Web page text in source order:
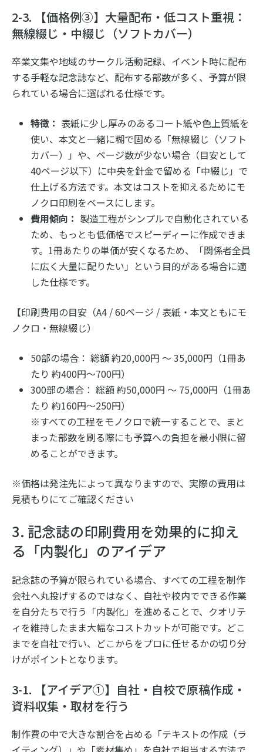
2-3. 【価格例③】大量配布・低コスト重視：
無線綴じ・中綴じ（ソフトカバー）
卒業文集や地域のサークル活動記録、イベント時に配布
する手軽な記念誌など、配布する部数が多く、予算が限
られている場合に選ばれる仕様です。
特徴： 表紙に少し厚みのあるコート紙や色上質紙を
使い、本文と一緒に糊で固める「無線綴じ（ソフト
カバー）」や、ページ数が少ない場合（目安として
40ページ以下）に中央を針金で留める「中綴じ」で
仕上げる方法です。本文はコストを抑えるためにモ
ノクロ印刷をベースにします。
費用傾向： 製造工程がシンプルで自動化されている
ため、もっとも低価格でスピーディーに作成できま
す。1冊あたりの単価が安くなるため、「関係者全員
に広く大量に配りたい」という目的がある場合に適
した仕様です。
【印刷費用の目安（A4 / 60ページ / 表紙・本文ともにモ
ノクロ・無線綴じ）
50部の場合： 総額 約20,000円 〜 35,000円（1冊あ
たり 約400円〜700円）
300部の場合： 総額 約50,000円 〜 75,000円（1冊あ
たり 約160円〜250円）
※すべての工程をモノクロで統一することで、まと
まった部数を刷る際にも予算への負担を最小限に留
めることができます。
※価格は発注先によって異なりますので、実際の費用は
見積もりにてご確認ください
3. 記念誌の印刷費用を効果的に抑え
る「内製化」のアイデア
記念誌の予算が限られている場合、すべての工程を制作
会社へ丸投げするのではなく、自社や校内でできる作業
を自分たちで行う「内製化」を進めることで、クオリテ
ィを維持したまま大幅なコストカットが可能です。どこ
までを自社で行い、どこからをプロに任せるかの切り分
けがポイントとなります。
3-1. 【アイデア①】自社・自校で原稿作成・
資料収集・取材を行う
制作費の中で大きな割合を占める「テキストの作成（ラ